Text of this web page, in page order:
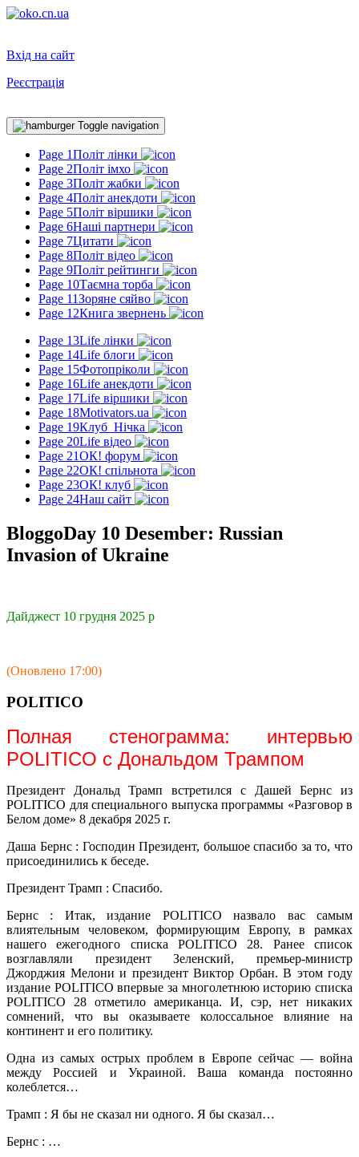
Вхід на сайт
Реєстрація
Toggle navigation
Page 1Політ лінки
Page 2Політ імхо
Page 3Політ жабки
Page 4Політ анекдоти
Page 5Політ віршики
Page 6Наші партнери
Page 7Цитати
Page 8Політ відео
Page 9Політ рейтинги
Page 10Таємна торба
Page 11Зоряне сяйво
Page 12Книга звернень
Page 13Life лінки
Page 14Life блоги
Page 15Фотопріколи
Page 16Life анекдоти
Page 17Life віршики
Page 18Motivators.ua
Page 19Клуб_Нічка
Page 20Life відео
Page 21ОК! форум
Page 22ОК! спільнота
Page 23ОК! клуб
Page 24Наш сайт
BloggoDay 10 Desember: Russian
Invasion of Ukraine
Дайджест 10 грудня 2025 р
(Оновлено 17:00)
POLITICO
Полная стенограмма: интервью
POLITICO с Дональдом Трампом
Президент Дональд Трамп встретился с Дашей Бернс из
POLITICO для специального выпуска программы «Разговор в
Белом доме» 8 декабря 2025 г.
Даша Бернс : Господин Президент, большое спасибо за то, что
присоединились к беседе.
Президент Трамп : Спасибо.
Бернс : Итак, издание POLITICO назвало вас самым
влиятельным человеком, формирующим Европу, в рамках
нашего ежегодного списка POLITICO 28. Ранее список
возглавляли президент Зеленский, премьер-министр
Джорджия Мелони и президент Виктор Орбан. В этом году
издание POLITICO впервые за многолетнюю историю списка
POLITICO 28 отметило американца. И, сэр, нет никаких
сомнений, что вы оказываете колоссальное влияние на
континент и его политику.
Одна из самых острых проблем в Европе сейчас — война
между Россией и Украиной. Ваша команда постоянно
колеблется…
Трамп : Я бы не сказал ни одного. Я бы сказал…
Бернс : …